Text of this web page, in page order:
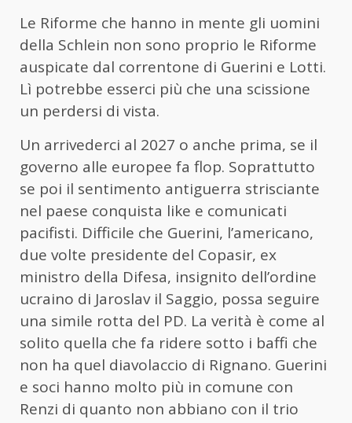
Le Riforme che hanno in mente gli uomini
della Schlein non sono proprio le Riforme
auspicate dal correntone di Guerini e Lotti.
Lì potrebbe esserci più che una scissione
un perdersi di vista.
Un arrivederci al 2027 o anche prima, se il
governo alle europee fa flop. Soprattutto
se poi il sentimento antiguerra strisciante
nel paese conquista like e comunicati
pacifisti. Difficile che Guerini, l’americano,
due volte presidente del Copasir, ex
ministro della Difesa, insignito dell’ordine
ucraino di Jaroslav il Saggio, possa seguire
una simile rotta del PD. La verità è come al
solito quella che fa ridere sotto i baffi che
non ha quel diavolaccio di Rignano. Guerini
e soci hanno molto più in comune con
Renzi di quanto non abbiano con il trio